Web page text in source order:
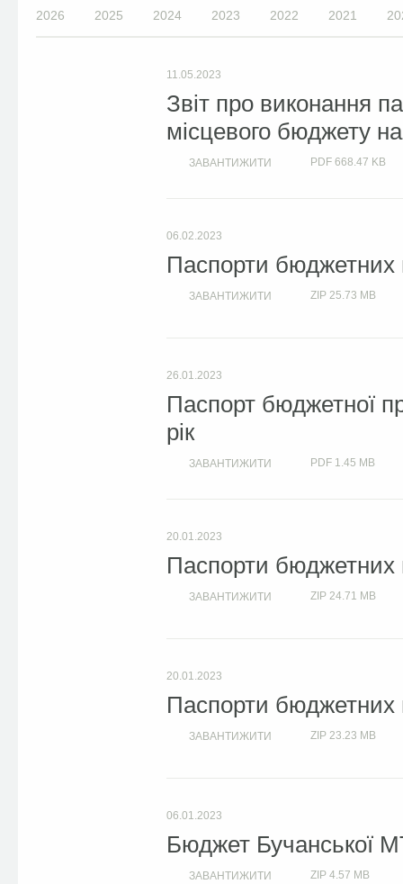
2026 2025 2024 2023 2022 2021
11.05.2023
Звіт про виконання
місцевого бюджету
ЗАВАНТИЖИТИ PDF 668.47 KB
06.02.2023
Паспорти бюджетних
ЗАВАНТИЖИТИ ZIP 25.73 MB
26.01.2023
Паспорт бюджетної
рік
ЗАВАНТИЖИТИ PDF 1.45 MB
20.01.2023
Паспорти бюджетних
ЗАВАНТИЖИТИ ZIP 24.71 MB
20.01.2023
Паспорти бюджетних
ЗАВАНТИЖИТИ ZIP 23.23 MB
06.01.2023
Бюджет Бучанської
ЗАВАНТИЖИТИ ZIP 4.57 MB